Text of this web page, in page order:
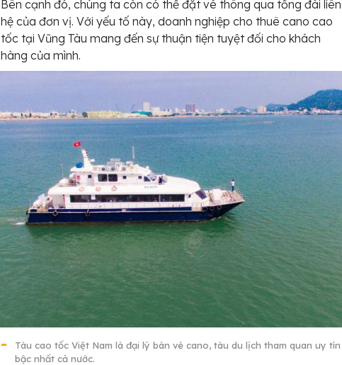
Bên cạnh đó, chúng ta còn có thể đặt vé thông qua tổng đài liên
hệ của đơn vị. Với yếu tố này, doanh nghiệp cho thuê cano cao
tốc tại Vũng Tàu mang đến sự thuận tiện tuyệt đối cho khách
hàng của mình.
Tàu cao tốc Việt Nam là đại lý bán vé cano, tàu du lịch tham quan uy tín
bậc nhất cả nước.